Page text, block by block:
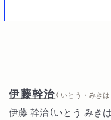
伊藤幹治（ いとう・みきは
伊藤 幹治（いとう みき